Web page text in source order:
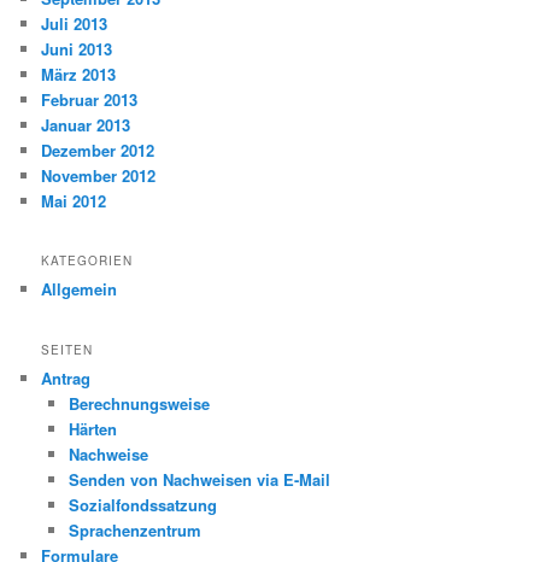
Juli 2013
Juni 2013
März 2013
Februar 2013
Januar 2013
Dezember 2012
November 2012
Mai 2012
KATEGORIEN
Allgemein
SEITEN
Antrag
Berechnungsweise
Härten
Nachweise
Senden von Nachweisen via E-Mail
Sozialfondssatzung
Sprachenzentrum
Formulare